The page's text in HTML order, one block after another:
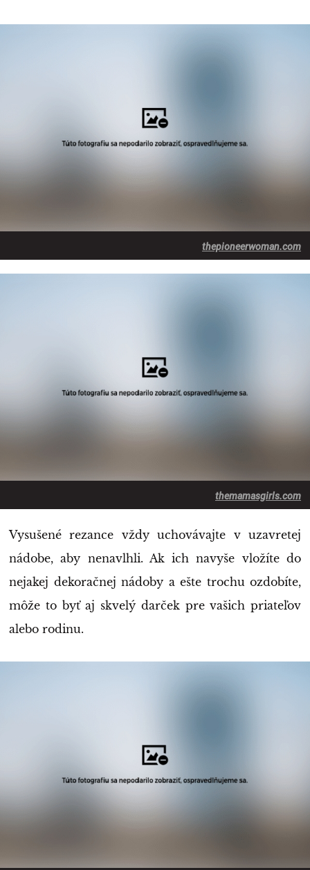
thepioneerwoman.com
themamasgirls.com
Vysušené rezance vždy uchovávajte v uzavretej
nádobe, aby nenavlhli. Ak ich navyše vložíte do
nejakej dekoračnej nádoby a ešte trochu ozdobíte,
môže to byť aj skvelý darček pre vašich priateľov
alebo rodinu.